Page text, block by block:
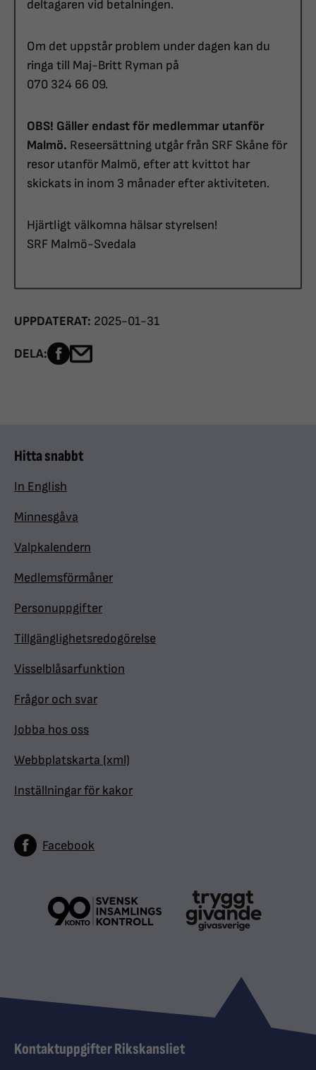
deltagaren vid betalningen.
Om det uppstår problem under dagen kan du
ringa till Maj-Britt Ryman på
070 324 66 09.
OBS! Gäller endast för medlemmar utanför
Malmö. Reseersättning utgår från SRF Skåne för
resor utanför Malmö, efter att kvittot har
skickats in inom 3 månader efter aktiviteten.
Hjärtligt välkomna hälsar styrelsen!
SRF Malmö-Svedala
UPPDATERAT: 2025-01-31
DELA: Dela sidan på Facebook
Hitta snabbt
In English
Minnesgåva
Valpkalendern
Medlemsförmåner
Personuppgifter
Tillgänglighetsredogörelse
Visselblåsarfunktion
Frågor och svar
Jobba hos oss
Webbplatskarta (xml)
Inställningar för kakor
Facebook
Kontaktuppgifter Rikskansliet